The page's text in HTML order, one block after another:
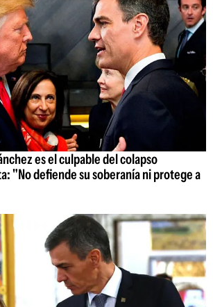
es el culpable del colapso
"No defiende su soberanía ni protege a